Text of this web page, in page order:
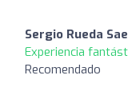
Sergio Rueda
Experiencia
Recomendado